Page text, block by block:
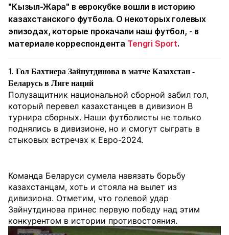
"Кызыл-Жара" в еврокубке вошли в историю
казахстанского футбола. О некоторых голевых
эпизодах, которые прокачали наш футбол, - в
материале корреспондента Tengri Sport.
1. Гол Бахтиера Зайнутдинова в матче Казахстан -
Беларусь в Лиге наций
Полузащитник национальной сборной забил гол,
который перевел казахстанцев в дивизион В
турнира сборных. Наши футболисты не только
поднялись в дивизионе, но и смогут сыграть в
стыковых встречах к Евро-2024.
Команда Беларуси сумела навязать борьбу
казахстанцам, хоть и стояла на вылет из
дивизиона. Отметим, что голевой удар
Зайнутдинова принес первую победу над этим
конкурентом в истории противостояния.